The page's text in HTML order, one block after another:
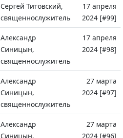
Сергей Титовский,
священнослужитель
17 апреля
2024 [#99]
Александр
Синицын,
священнослужитель
17 апреля
2024 [#98]
Александр
Синицын,
священнослужитель
27 марта
2024 [#97]
Александр
Синицын,
27 марта
2024 [#96]